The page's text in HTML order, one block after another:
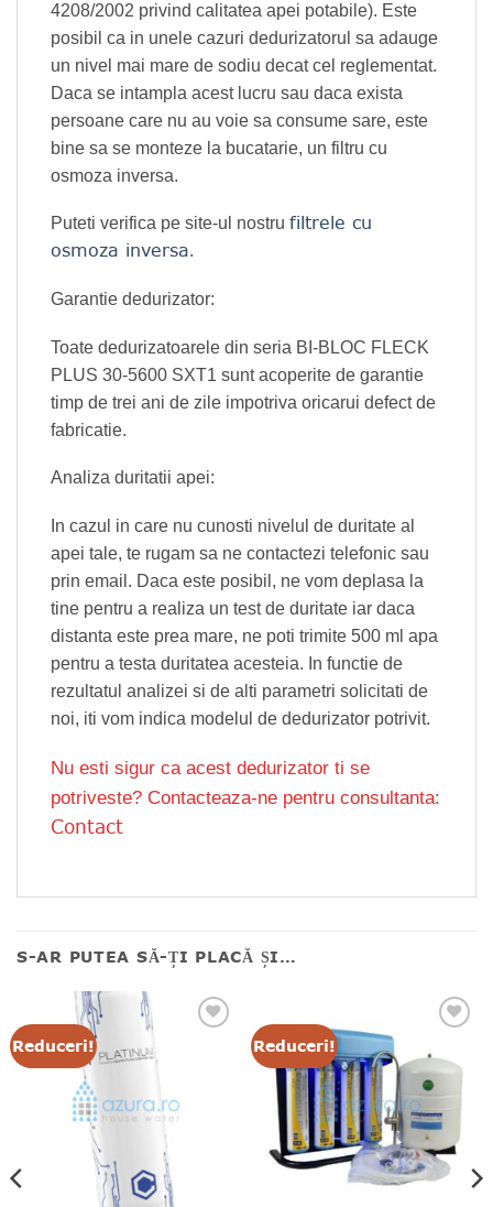
4208/2002 privind calitatea apei potabile). Este
posibil ca in unele cazuri dedurizatorul sa adauge
un nivel mai mare de sodiu decat cel reglementat.
Daca se intampla acest lucru sau daca exista
persoane care nu au voie sa consume sare, este
bine sa se monteze la bucatarie, un filtru cu
osmoza inversa.
Puteti verifica pe site-ul nostru filtrele cu
osmoza inversa.
Garantie dedurizator:
Toate dedurizatoarele din seria BI-BLOC FLECK
PLUS 30-5600 SXT1 sunt acoperite de garantie
timp de trei ani de zile impotriva oricarui defect de
fabricatie.
Analiza duritatii apei:
In cazul in care nu cunosti nivelul de duritate al
apei tale, te rugam sa ne contactezi telefonic sau
prin email. Daca este posibil, ne vom deplasa la
tine pentru a realiza un test de duritate iar daca
distanta este prea mare, ne poti trimite 500 ml apa
pentru a testa duritatea acesteia. In functie de
rezultatul analizei si de alti parametri solicitati de
noi, iti vom indica modelul de dedurizator potrivit.
Nu esti sigur ca acest dedurizator ti se
potriveste? Contacteaza-ne pentru consultanta:
Contact
S-AR PUTEA SĂ-ȚI PLACĂ ȘI…
Reduceri! Reduceri!